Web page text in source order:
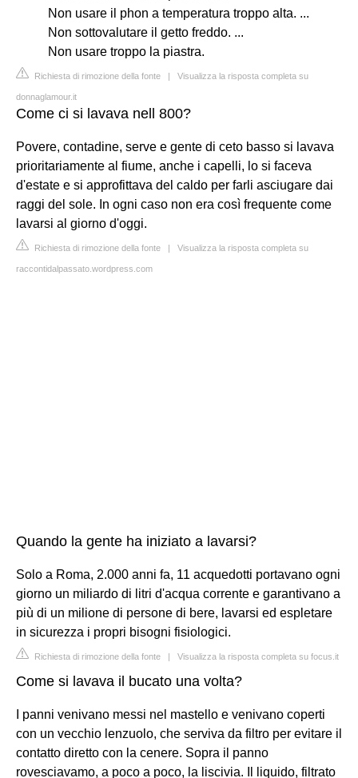
Non usare il phon a temperatura troppo alta. ...
Non sottovalutare il getto freddo. ...
Non usare troppo la piastra.
Richiesta di rimozione della fonte | Visualizza la risposta completa su
donnaglamour.it
Come ci si lavava nell 800?
Povere, contadine, serve e gente di ceto basso si lavava
prioritariamente al fiume, anche i capelli, lo si faceva
d'estate e si approfittava del caldo per farli asciugare dai
raggi del sole. In ogni caso non era così frequente come
lavarsi al giorno d'oggi.
Richiesta di rimozione della fonte | Visualizza la risposta completa su
raccontidalpassato.wordpress.com
Quando la gente ha iniziato a lavarsi?
Solo a Roma, 2.000 anni fa, 11 acquedotti portavano ogni
giorno un miliardo di litri d'acqua corrente e garantivano a
più di un milione di persone di bere, lavarsi ed espletare
in sicurezza i propri bisogni fisiologici.
Richiesta di rimozione della fonte | Visualizza la risposta completa su focus.it
Come si lavava il bucato una volta?
I panni venivano messi nel mastello e venivano coperti
con un vecchio lenzuolo, che serviva da filtro per evitare il
contatto diretto con la cenere. Sopra il panno
rovesciavamo, a poco a poco, la liscivia. Il liquido, filtrato